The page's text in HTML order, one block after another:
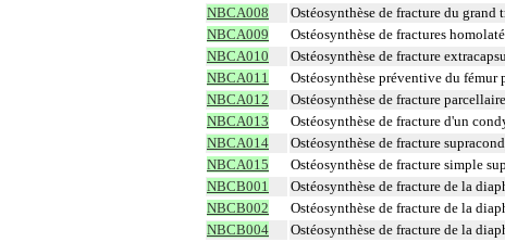
NBCA008 Ostéosynthèse de fracture du grand
NBCA009 Ostéosynthèse de fractures
NBCA010 Ostéosynthèse de fracture
NBCA011 Ostéosynthèse préventive du
NBCA012 Ostéosynthèse de fracture
NBCA013 Ostéosynthèse de fracture d'un
NBCA014 Ostéosynthèse de fracture
NBCA015 Ostéosynthèse de fracture simple
NBCB001 Ostéosynthèse de fracture de la
NBCB002 Ostéosynthèse de fracture de la
NBCB004 Ostéosynthèse de fracture de la